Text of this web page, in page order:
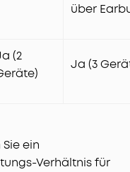
über
(2
Ja (3
ein
Verhältnis für